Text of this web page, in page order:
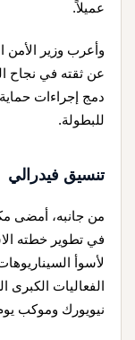
عميلاً.
وأعرب وزير الأمن
عن ثقته في نجاح
دمج إجراءات
للبطولة.
تنسيق فيدرالي
في تطوير خطته
لأسوأ
الفعاليات
نيويورك وموكب